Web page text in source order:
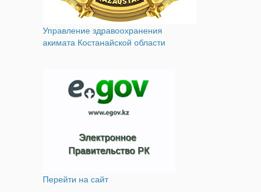
Управление здравоохранения
акимата Костанайской области
Перейти на сайт